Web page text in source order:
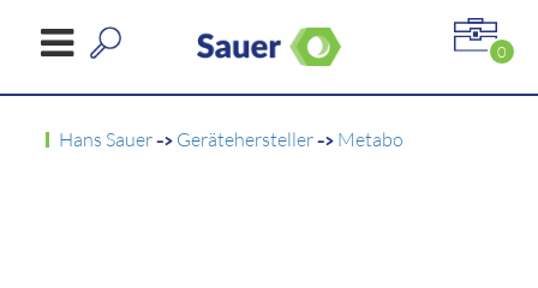
0
Hans Sauer-> Gerätehersteller-> Metabo